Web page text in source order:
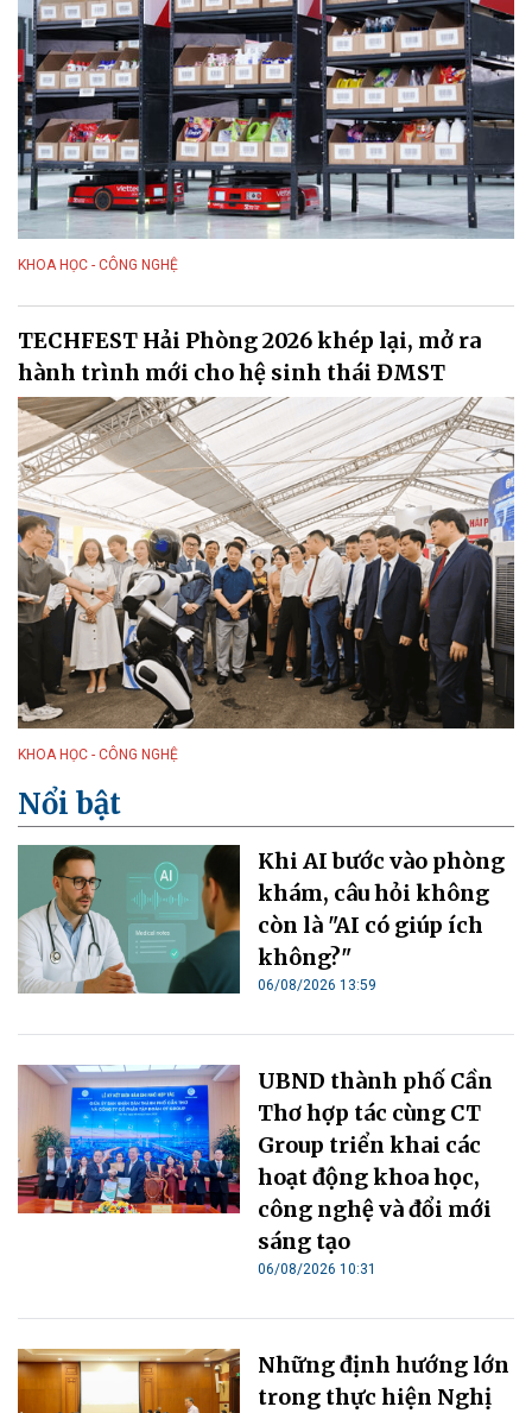
KHOA HỌC - CÔNG NGHỆ
TECHFEST Hải Phòng 2026 khép lại, mở ra
hành trình mới cho hệ sinh thái ĐMST
KHOA HỌC - CÔNG NGHỆ
Nổi bật
Khi AI bước vào phòng
khám, câu hỏi không
còn là "AI có giúp ích
không?"
06/08/2026 13:59
UBND thành phố Cần
Thơ hợp tác cùng CT
Group triển khai các
hoạt động khoa học,
công nghệ và đổi mới
sáng tạo
06/08/2026 10:31
Những định hướng lớn
trong thực hiện Nghị